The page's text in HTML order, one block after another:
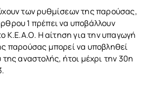
των ρυθμίσεων της παρούσας,
1 πρέπει να υποβάλλουν
Κ.Ε.Α.Ο. Η αίτηση για την υπαγωγή
παρούσας μπορεί να υποβληθεί
της αναστολής, ήτοι μέχρι την 30η